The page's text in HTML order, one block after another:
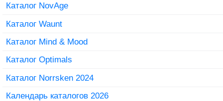
Каталог NovAge
Каталог Waunt
Каталог Mind & Mood
Каталог Optimals
Каталог Norrsken 2024
Календарь каталогов 2026